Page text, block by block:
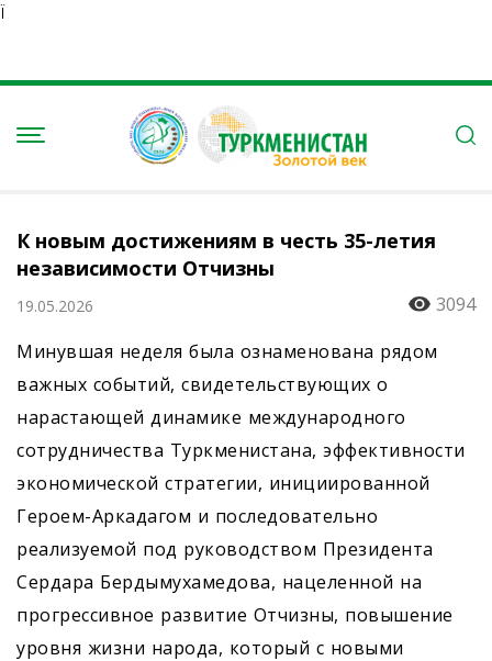
Ï
К новым достижениям в честь 35-летия
независимости Отчизны
19.05.2026
3094
Минувшая неделя была ознаменована рядом
важных событий, свидетельствующих о
нарастающей динамике международного
сотрудничества Туркменистана, эффективности
экономической стратегии, инициированной
Героем-Аркадагом и последовательно
реализуемой под руководством Президента
Сердара Бердымухамедова, нацеленной на
прогрессивное развитие Отчизны, повышение
уровня жизни народа, который с новыми